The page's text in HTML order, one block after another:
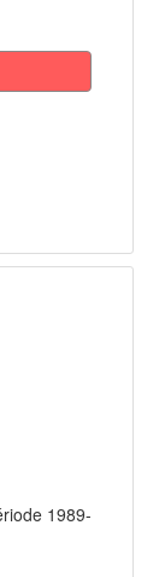
1989-